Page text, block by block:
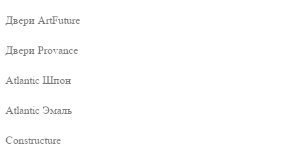
Двери ArtFuture
Двери Provance
Atlantic Шпон
Atlantic Эмаль
Constructure